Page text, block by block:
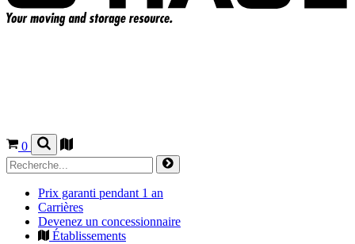
0
Prix garanti pendant 1 an
Carrières
Devenez un concessionnaire
Établissements